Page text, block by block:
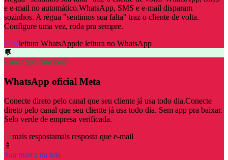
e e-mail no automático.WhatsApp, SMS e e-mail disparam
sozinhos. A régua "sentimos sua falta" traz o cliente de volta.
Configure uma vez, roda pra sempre.
96%leitura WhatsAppde leitura no WhatsApp
💬
Canal que funciona
WhatsApp oficial Meta
Conecte direto pelo canal que seu cliente já usa todo dia.Conecte
direto pelo canal que seu cliente já usa todo dia. Sem app pra baixar.
Selo verde de empresa verificada.
5xmais respostamais resposta que e-mail
📱
Sua marca na tela